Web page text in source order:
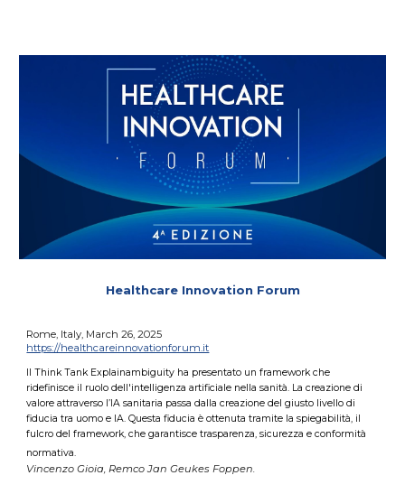
Healthcare Innovation Forum
Rome, Italy, March 26, 2025
https://healthcareinnovationforum.it
Il Think Tank Explainambiguity ha presentato un framework che
ridefinisce il ruolo dell'intelligenza artificiale nella sanità. La creazione di
valore attraverso l’IA sanitaria passa dalla creazione del giusto livello di
fiducia tra uomo e IA. Questa fiducia è ottenuta tramite la spiegabilità, il
fulcro del framework, che garantisce trasparenza, sicurezza e conformità
normativa.
Vincenzo Gioia, Remco Jan Geukes Foppen.